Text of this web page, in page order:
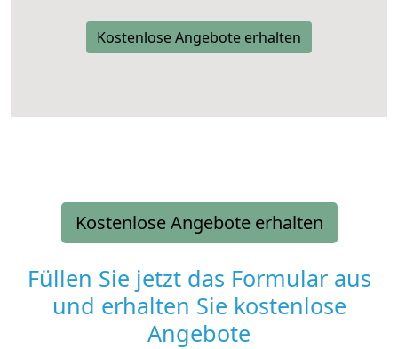
Kostenlose Angebote erhalten
Kostenlose Angebote erhalten
Füllen Sie jetzt das Formular aus
und erhalten Sie kostenlose
Angebote